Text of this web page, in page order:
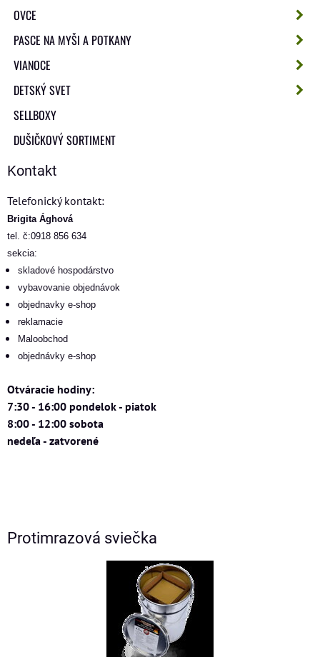
OVCE
PASCE NA MYŠI A POTKANY
VIANOCE
DETSKÝ SVET
SELLBOXY
DUŠIČKOVÝ SORTIMENT
Kontakt
Telefonický kontakt:
Brigita Ághová
tel. č:0918 856 634
sekcia:
skladové hospodárstvo
vybavovanie objednávok
objednavky e-shop
reklamacie
Maloobchod
objednávky e-shop
Otváracie hodiny:
7:30 - 16:00 pondelok - piatok
8:00 - 12:00 sobota
nedeľa - zatvorené
Protimrazová sviečka